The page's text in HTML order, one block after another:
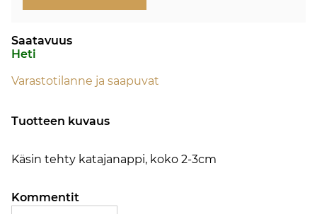
Saatavuus
Heti
Varastotilanne ja saapuvat
Tuotteen kuvaus
Käsin tehty katajanappi, koko 2-3cm
Kommentit